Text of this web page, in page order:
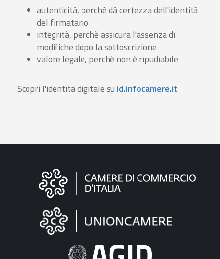
autenticità, perchè dà certezza dell'identità
del firmatario
integrità, perchè assicura l'assenza di
modifiche dopo la sottoscrizione
valore legale, perchè non è ripudiabile
Scopri l'identità digitale su id.infocamere.it
Informazioni
"Fattura
Elettronica"